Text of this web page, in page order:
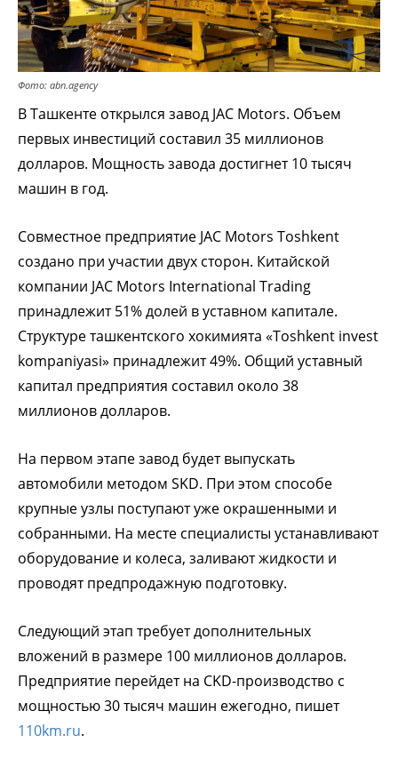
Фото: abn.agency
В Ташкенте открылся завод JAC Motors. Объем
первых инвестиций составил 35 миллионов
долларов. Мощность завода достигнет 10 тысяч
машин в год.
Совместное предприятие JAC Motors Toshkent
создано при участии двух сторон. Китайской
компании JAC Motors International Trading
принадлежит 51% долей в уставном капитале.
Структуре ташкентского хокимията «Toshkent invest
kompaniyasi» принадлежит 49%. Общий уставный
капитал предприятия составил около 38
миллионов долларов.
На первом этапе завод будет выпускать
автомобили методом SKD. При этом способе
крупные узлы поступают уже окрашенными и
собранными. На месте специалисты устанавливают
оборудование и колеса, заливают жидкости и
проводят предпродажную подготовку.
Следующий этап требует дополнительных
вложений в размере 100 миллионов долларов.
Предприятие перейдет на CKD-производство с
мощностью 30 тысяч машин ежегодно, пишет
110km.ru.